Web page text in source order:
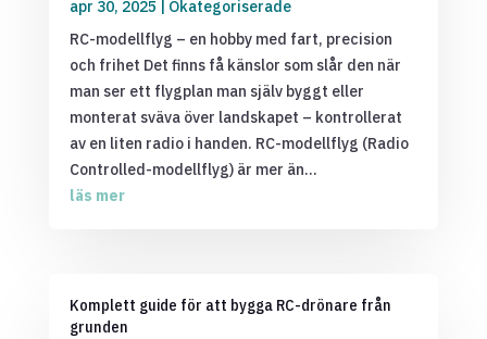
apr 30, 2025 | Okategoriserade
RC-modellflyg – en hobby med fart, precision
och frihet Det finns få känslor som slår den när
man ser ett flygplan man själv byggt eller
monterat sväva över landskapet – kontrollerat
av en liten radio i handen. RC-modellflyg (Radio
Controlled-modellflyg) är mer än...
läs mer
Komplett guide för att bygga RC-drönare från
grunden